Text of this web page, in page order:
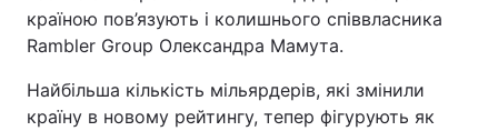
країною пов’язують і колишнього співвласника
Rambler Group Олександра Мамута.
Найбільша кількість мільярдерів, які змінили
країну в новому рейтингу, тепер фігурують як